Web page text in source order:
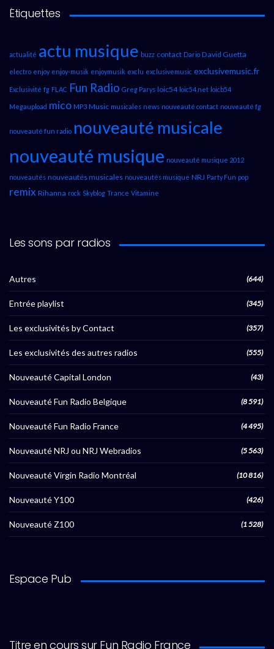
Étiquettes
actualité actu musique buzz contact Dario David Guetta
electro enjoy enjoy-musik enjoymusik exclu exclusivemusic exclusivemusic.fr
Exclusivité fg FLAC Fun Radio Greg Parys loic54 loic54.net loicb54
Megaupload mico MP3 Music musicales news nouveauté contact nouveauté fg
nouveauté fun radio nouveauté musicale
nouveauté musique nouveauté musique 2012
nouveautés nouveautés musicales nouveautés musique NRJ Party Fun pop
remix Rihanna rock Skyblog Trance Vitamine
Les sons par radios
Autres (644)
Entrée playlist (345)
Les exclusivités by Contact (357)
Les exclusivités des autres radios (555)
Nouveauté Capital London (43)
Nouveauté Fun Radio Belgique (8 591)
Nouveauté Fun Radio France (4 495)
Nouveauté NRJ ou NRJ Webradios (5 563)
Nouveauté Virgin Radio Montréal (10 816)
Nouveauté Y100 (426)
Nouveauté Z100 (1 528)
Espace Pub
Titre en cours sur Fun Radio France